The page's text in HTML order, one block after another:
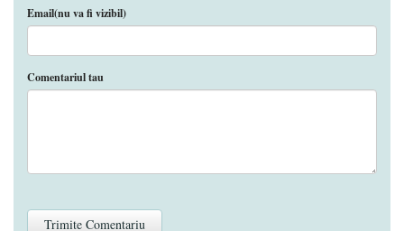
Email(nu va fi vizibil)
Comentariul tau